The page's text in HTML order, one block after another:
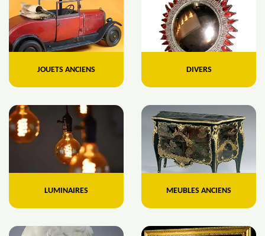
JOUETS ANCIENS DIVERS
LUMINAIRES MEUBLES ANCIENS